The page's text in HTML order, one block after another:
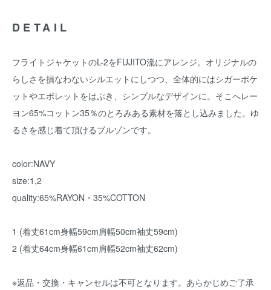
DETAIL
フライトジャケットのL-2をFUJITO流にアレンジ。オリジナルの
らしさを損なわないシルエットにしつつ、全体的にはシガーポケ
ットやエポレットをはぶき、シンプルなデザインに。そこへレー
ヨン65%コットン35％のとろみある素材を落とし込みました。ゆ
るさを感じ着て頂けるブルゾンです。
color:NAVY
size:1,2
quality:65%RAYON・35%COTTON
1 (着丈61cm身幅59cm肩幅50cm袖丈59cm)
2 (着丈64cm身幅61cm肩幅52cm袖丈62cm)
※返品・交換・キャンセルは不可となります。あらかじめご了承